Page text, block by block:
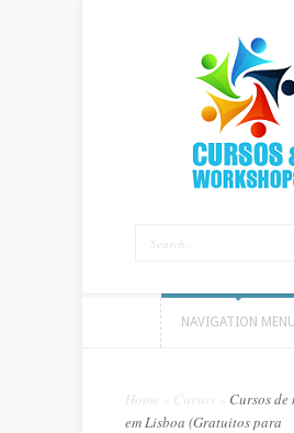
NAVIGATION MENU
Home Cursos
Cursos
em Lisboa (Gratuitos para